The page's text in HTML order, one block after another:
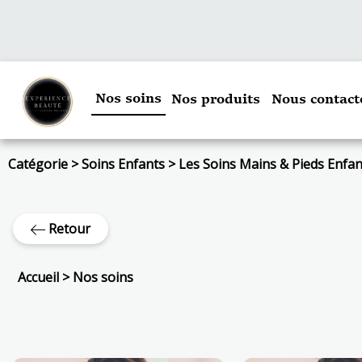
Nos soins Nos produits Nous
Catégorie >Soins Enfants >Les Soins Mains & Pieds
Retour
Accueil >Nos soins